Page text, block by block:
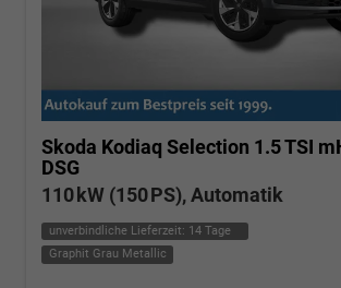
Skoda Kodiaq Selection 1.5 TSI
DSG
110 kW (150 PS), Automatik
unverbindliche Lieferzeit: 14 Tage
Graphit Grau Metallic